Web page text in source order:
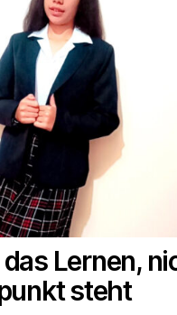
Lernen,
steht